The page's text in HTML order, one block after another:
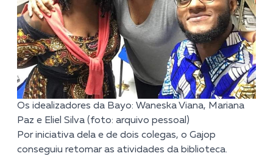
Os idealizadores da Bayo: Waneska Viana, Mariana
Paz e Eliel Silva (foto: arquivo pessoal)
Por iniciativa dela e de dois colegas, o Gajop
conseguiu retomar as atividades da biblioteca.